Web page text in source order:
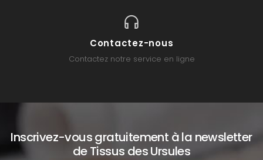
Contactez-nous
Contactez notre service en ligne
Inscrivez-vous gratuitement à la newsletter
de Tissus des Ursules